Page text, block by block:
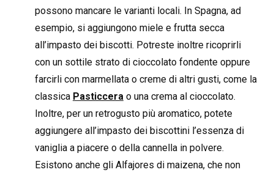
possono mancare le varianti locali. In Spagna, ad
esempio, si aggiungono miele e frutta secca
all’impasto dei biscotti. Potreste inoltre ricoprirli
con un sottile strato di cioccolato fondente oppure
farcirli con marmellata o creme di altri gusti, come la
classica Pasticcera o una crema al cioccolato.
Inoltre, per un retrogusto più aromatico, potete
aggiungere all’impasto dei biscottini l’essenza di
vaniglia a piacere o della cannella in polvere.
Esistono anche gli Alfajores di maizena, che non